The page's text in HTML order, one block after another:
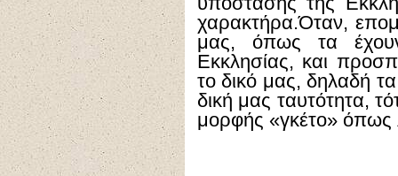
χαρακτήρα.Όταν,
μας, όπως τα
Εκκλησίας, και
το δικό μας, δηλαδή
δική μας ταυτότητα,
μορφής «γκέτο» όπως